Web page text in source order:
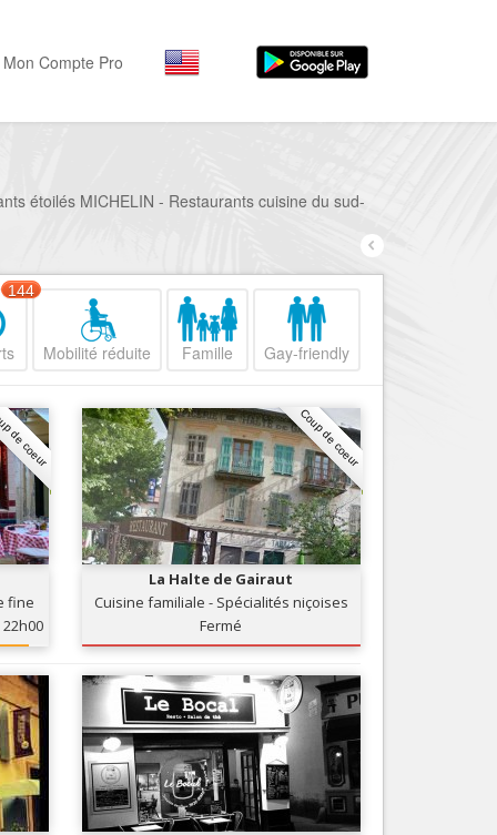
Séjourner
Sortir
Restaurants, ...
Mode, ...
Loisirs
Plages, sports, ...
Services
Tourisme, ...
Nice Promenade des
Nice Promenade du
Nice le Port
Nice le Vieux Nice
Nice le Coeur de Ville
Nice le petit Marais Niçois
Nice la plaine du Var
Nice le Carré d’Or
Nice Aéroport
Mon Compte Pro
étoilés MICHELIN - Restaurants cuisine du sud-
144
Mobilité réduite Famille Gay-friendly
coeur
fine
22h00
Coup de coeur
La Halte de Gairaut
Cuisine familiale - Spécialités niçoises
Fermé